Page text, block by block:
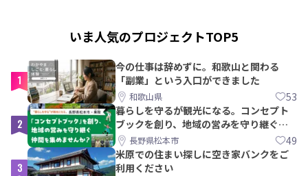
いま人気のプロジェクトTOP5
1
今の仕事は辞めずに。和歌山と関わる
「副業」という入口ができました
和歌山県 53
2
暮らしを守るが観光になる。コンセプト
ブックを創り、地域の営みを守り継ぐ仲
間を集めませんか？
長野県松本市 49
3
米原での住まい探しに空き家バンクをご
利用ください